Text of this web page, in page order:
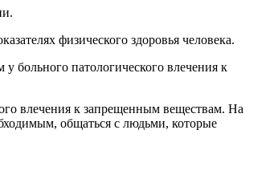
физического здоровья человека.
больного патологического влечения к
влечения к запрещенным веществам. На
общаться с людьми, которые